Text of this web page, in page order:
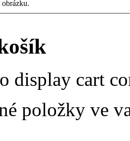
obrázku.
display cart
položky ve